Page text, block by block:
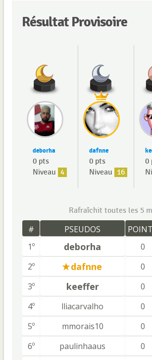
Résultat Provisoire
deborha
0 pts
Niveau 4
dafnne
0 pts
Niveau 16
0
Rafraîchit toutes les 5
# PSEUDOS
1º
deborha 0
2º
dafnne 0
3º
keeffer 0
4º
lliacarvalho 0
5º
mmorais10 0
6º
paulinhaaus 0